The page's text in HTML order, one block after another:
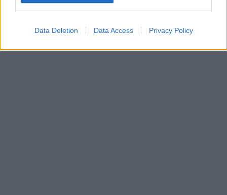
Data Deletion Data Access Privacy Policy